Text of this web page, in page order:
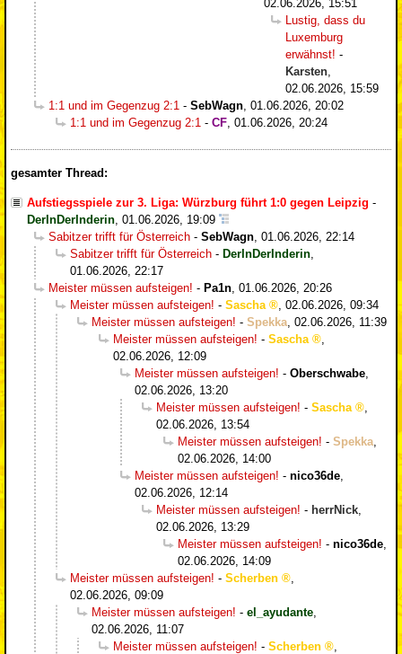
02.06.2026, 15:51
Lustig, dass du
Luxemburg
erwähnst! -
Karsten,
02.06.2026, 15:59
1:1 und im Gegenzug 2:1 - SebWagn, 01.06.2026, 20:02
1:1 und im Gegenzug 2:1 - CF, 01.06.2026, 20:24
gesamter Thread:
Aufstiegsspiele zur 3. Liga: Würzburg führt 1:0 gegen Leipzig -
DerInDerInderin 01.06.2026, 19:09
Sabitzer trifft für Österreich - SebWagn 01.06.2026, 22:14
Sabitzer trifft für Österreich - DerInDerInderin
01.06.2026, 22:17
Meister müssen aufsteigen! - Pa1n 01.06.2026, 20:26
Meister müssen aufsteigen! - Sascha
02.06.2026, 09:34
Meister müssen aufsteigen! - Spekka 02.06.2026, 11:39
Meister müssen aufsteigen! - Sascha
02.06.2026, 12:09
Meister müssen aufsteigen! - Oberschwabe
02.06.2026, 13:20
Meister müssen aufsteigen! - Sascha
02.06.2026, 13:54
Meister müssen aufsteigen! - Spekka
02.06.2026, 14:00
Meister müssen aufsteigen! - nico36de
02.06.2026, 12:14
Meister müssen aufsteigen! - herrNick
02.06.2026, 13:29
Meister müssen aufsteigen! - nico36de
02.06.2026, 14:09
Meister müssen aufsteigen! - Scherben
02.06.2026, 09:09
Meister müssen aufsteigen! - el_ayudante
02.06.2026, 11:07
Meister müssen aufsteigen! - Scherben